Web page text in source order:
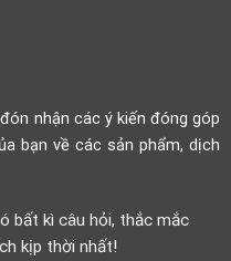
nhận các ý kiến đóng góp
bạn về các sản phẩm, dịch
bất kì câu hỏi, thắc mắc
kịp thời nhất!